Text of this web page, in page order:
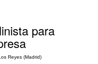
para
Reyes (Madrid)